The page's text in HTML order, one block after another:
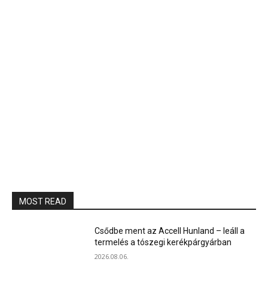
MOST READ
Csődbe ment az Accell Hunland – leáll a
termelés a tószegi kerékpárgyárban
2026.08.06.